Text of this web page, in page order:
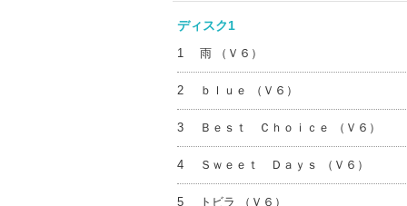
ディスク1
1 雨 （Ｖ６）
2 ｂｌｕｅ （Ｖ６）
3 Ｂｅｓｔ Ｃｈｏｉｃｅ （Ｖ６）
4 Ｓｗｅｅｔ Ｄａｙｓ （Ｖ６）
5 トビラ （Ｖ６）